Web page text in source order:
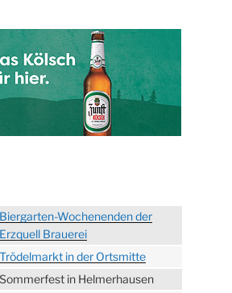
Wochenenden der
Brauerei
in der Ortsmitte
in Helmerhausen